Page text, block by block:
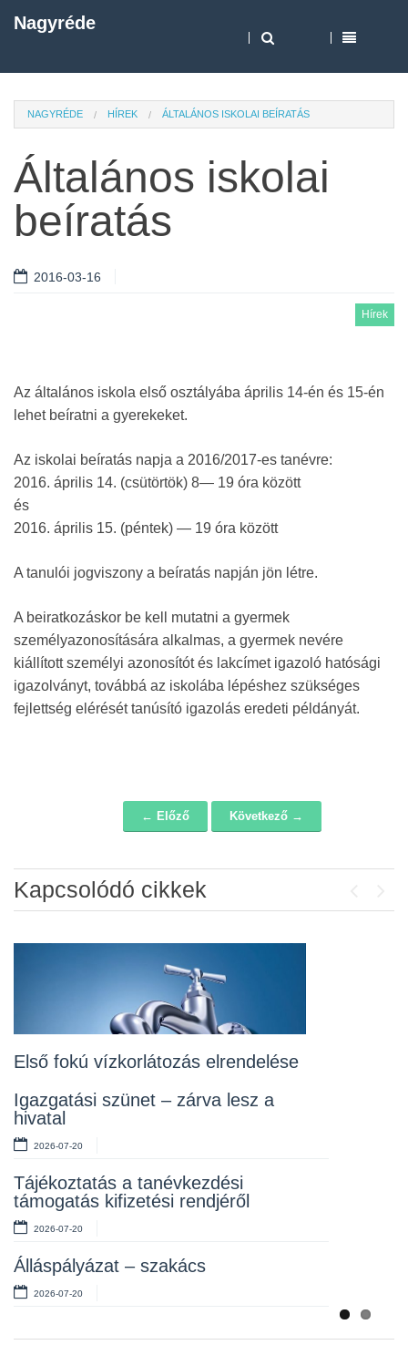
Nagyréde
NAGYRÉDE HÍREK ÁLTALÁNOS ISKOLAI BEÍRATÁS
Általános iskolai
beíratás
2016-03-16
Hírek
Az általános iskola első osztályába április 14-én és 15-én
lehet beíratni a gyerekeket.
Az iskolai beíratás napja a 2016/2017-es tanévre:
2016. április 14. (csütörtök) 8— 19 óra között
és
2016. április 15. (péntek) — 19 óra között
A tanulói jogviszony a beíratás napján jön létre.
A beiratkozáskor be kell mutatni a gyermek
személyazonosítására alkalmas, a gyermek nevére
kiállított személyi azonosítót és lakcímet igazoló hatósági
igazolványt, továbbá az iskolába lépéshez szükséges
fejlettség elérését tanúsító igazolás eredeti példányát.
← Előző Következő →
Kapcsolódó cikkek
Első fokú vízkorlátozás elrendelése
Igazgatási szünet – zárva lesz a
hivatal
2026-07-20
Tájékoztatás a tanévkezdési
támogatás kifizetési rendjéről
2026-07-20
Álláspályázat – szakács
2026-07-20
Álláspályázat – konyhai kisegítő
Lakossági fórum az Erzsébet téri
2026-07-10
Rendelet kihirdetése
2026-07-10
Álláspályázat – takarító
2026-07-06